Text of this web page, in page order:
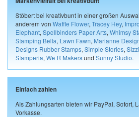
Stöbert bei kreativbunt in einer großen
anderem von Waffle Flower, Tracey Hey,
Elephant, Spellbinders Paper Arts, Whimsy
Stamping Bella, Lawn Fawn, Marianne
Designs Rubber Stamps, Simple Stories,
Stamperia, We R Makersund Sunny Studio.
Einfach zahlen
Als Zahlungsarten bieten wir PayPal, Sofort,
Vorkasse.